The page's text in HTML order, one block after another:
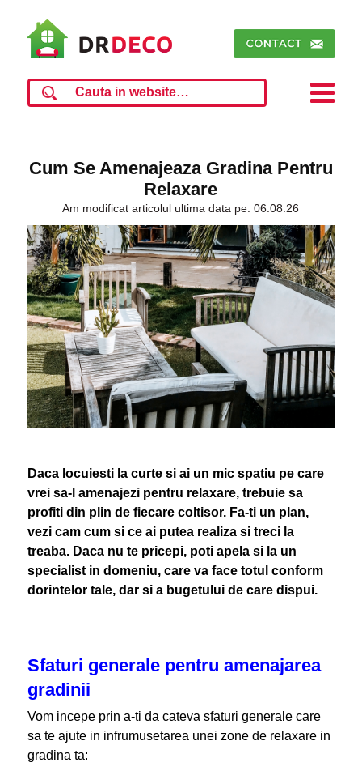
Cum Se Amenajeaza Gradina Pentru
Relaxare
Am modificat articolul ultima data pe: 06.08.26
Daca locuiesti la curte si ai un mic spatiu pe care
vrei sa-l amenajezi pentru relaxare, trebuie sa
profiti din plin de fiecare coltisor. Fa-ti un plan,
vezi cam cum si ce ai putea realiza si treci la
treaba. Daca nu te pricepi, poti apela si la un
specialist in domeniu, care va face totul conform
dorintelor tale, dar si a bugetului de care dispui.
Sfaturi generale pentru amenajarea
gradinii
Vom incepe prin a-ti da cateva sfaturi generale care
sa te ajute in infrumusetarea unei zone de relaxare in
gradina ta: